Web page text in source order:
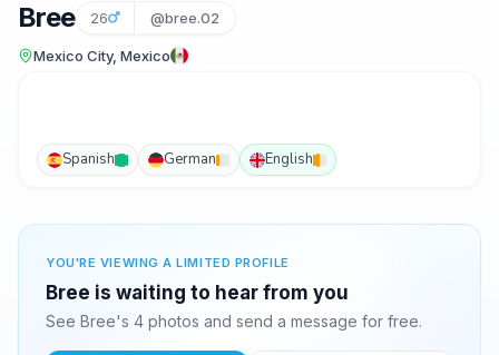
Bree 26 @bree.02
Mexico City, Mexico
Spanish German English
YOU'RE VIEWING A LIMITED PROFILE
Bree is waiting to hear from you
See Bree's 4 photos and send a message for free.